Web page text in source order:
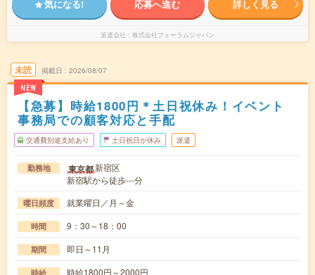
気になる! 応募へ進む 詳しく見る
派遣会社 株式会社フォーラムジャパン
未読
NEW
掲載日 2026/08/07
【急募】時給1800円＊土日祝休み！イベント
事務局での顧客対応と手配
交通費別途支給あり 土日祝日が休み 派遣
勤務地 東京都新宿区
新宿駅から徒歩---分
曜日頻度 就業曜日／月～金
時間 9：30～18：00
期間 即日～11月
時給 時給1800円～2000円